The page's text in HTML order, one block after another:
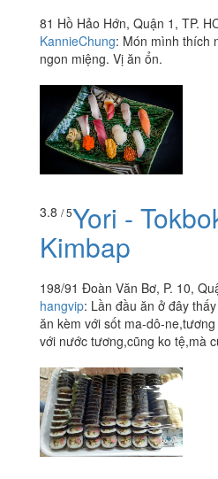
81 Hồ Hảo Hớn, Quận 1, TP.
KannieChung: Món mình thích
ngon miệng. Vị ăn ổn.
3.8 / 5Yori -
Kimbap
198/91 Đoàn Văn Bơ, P. 10,
hangvip: Lần đầu ăn ở đây
ăn kèm với sốt ma-dô-
với nước tương,cũng ko tệ,mà